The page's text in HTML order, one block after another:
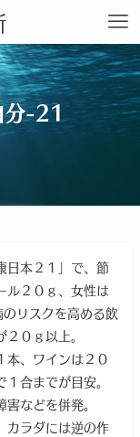
分-21
日本２１」で、節
ル２０ｇ、女性は
リスクを高める飲
０ｇ以上。
本、ワインは２０
合までが目安。
などを併発。
カラダには逆の作